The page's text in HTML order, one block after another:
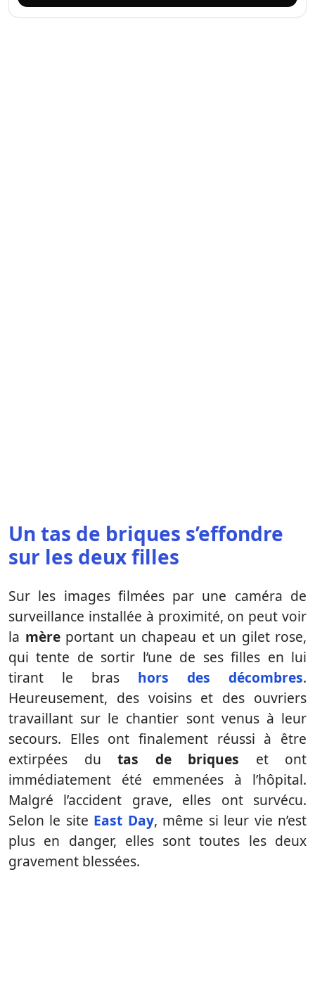
Un tas de briques s’effondre
sur les deux filles
Sur les images filmées par une caméra de
surveillance installée à proximité, on peut voir
la mèreportant un chapeau et un gilet rose,
qui tente de sortir l’une de ses filles en lui
tirant le bras hors des décombres.
Heureusement, des voisins et des ouvriers
travaillant sur le chantier sont venus à leur
secours. Elles ont finalement réussi à être
extirpées du tas de briques et ont
immédiatement été emmenées à l’hôpital.
Malgré l’accident grave, elles ont survécu.
Selon le site East Day, même si leur vie n’est
plus en danger, elles sont toutes les deux
gravement blessées.